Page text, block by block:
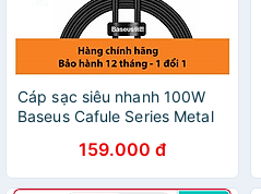
Cáp sạc siêu nhanh 100W
Baseus Cafule Series Metal
C (100W) - Hàng chính hãng
159.000 đ